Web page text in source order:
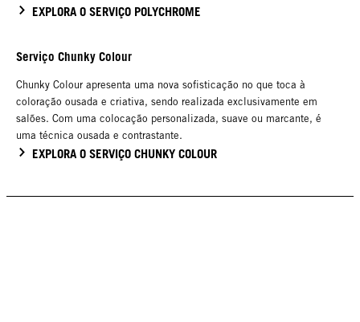
EXPLORA O SERVIÇO POLYCHROME
Serviço Chunky Colour
Chunky Colour apresenta uma nova sofisticação no que toca à
coloração ousada e criativa, sendo realizada exclusivamente em
salões. Com uma colocação personalizada, suave ou marcante, é
uma técnica ousada e contrastante.
EXPLORA O SERVIÇO CHUNKY COLOUR